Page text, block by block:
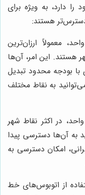
دارد، به ویژه برای
دسترس‌تر هستند:
معمولاً ارزان‌ترین
هستند. این امر، آن‌ها
با بودجه محدود تبدیل
به نقاط مختلف
در اکثر نقاط شهر
به آن‌ها دسترسی پیدا
امکان دسترسی به
از اتوبوس‌های خط